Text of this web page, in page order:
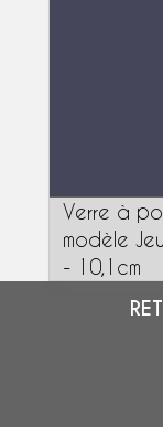
Verre à
modèle
- 10,1cm